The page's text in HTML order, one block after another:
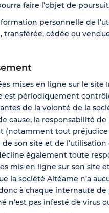
faire l’objet de
personnelle de
transférée, cédée ou
mises en ligne sur le
est périodiquement
de la volonté de la
cause, la responsabilité
(notamment tout
de son site et de
également toute
mis en ligne sur son site
la société Altéame n’a
à chaque internaute de
n’est pas infesté de virus